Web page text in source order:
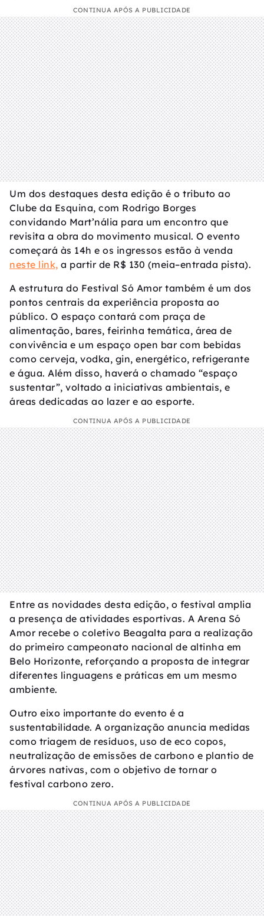
CONTINUA APÓS A PUBLICIDADE
Um dos destaques desta edição é o tributo ao
Clube da Esquina, com Rodrigo Borges
convidando Mart’nália para um encontro que
revisita a obra do movimento musical. O evento
começará às 14h e os ingressos estão à venda
neste link, a partir de R$ 130 (meia–entrada pista).
A estrutura do Festival Só Amor também é um dos
pontos centrais da experiência proposta ao
público. O espaço contará com praça de
alimentação, bares, feirinha temática, área de
convivência e um espaço open bar com bebidas
como cerveja, vodka, gin, energético, refrigerante
e água. Além disso, haverá o chamado “espaço
sustentar”, voltado a iniciativas ambientais, e
áreas dedicadas ao lazer e ao esporte.
CONTINUA APÓS A PUBLICIDADE
Entre as novidades desta edição, o festival amplia
a presença de atividades esportivas. A Arena Só
Amor recebe o coletivo Beagalta para a realização
do primeiro campeonato nacional de altinha em
Belo Horizonte, reforçando a proposta de integrar
diferentes linguagens e práticas em um mesmo
ambiente.
Outro eixo importante do evento é a
sustentabilidade. A organização anuncia medidas
como triagem de resíduos, uso de eco copos,
neutralização de emissões de carbono e plantio de
árvores nativas, com o objetivo de tornar o
festival carbono zero.
CONTINUA APÓS A PUBLICIDADE